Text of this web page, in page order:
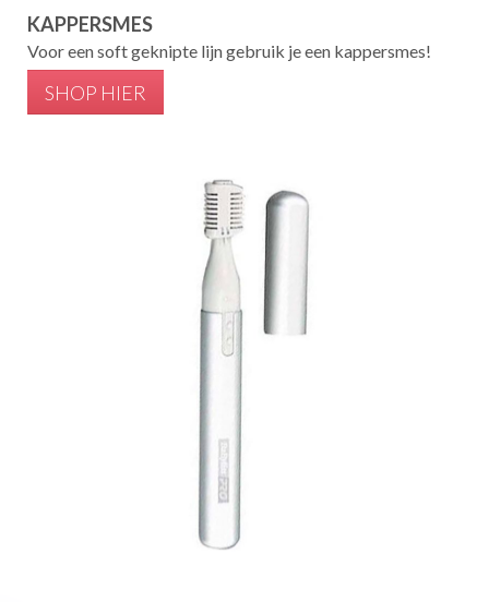
KAPPERSMES
Voor een soft geknipte lijn gebruik je een kappersmes!
SHOP HIER